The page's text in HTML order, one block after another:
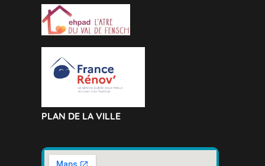
PLAN DE LA VILLE